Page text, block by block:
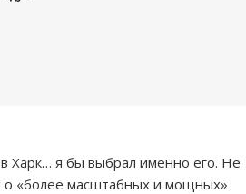
Харк… я бы выбрал именно его. Не
о «более масштабных и мощных»